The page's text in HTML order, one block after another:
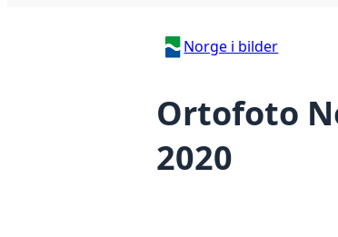
Norge i bilder
Ortofoto
2020